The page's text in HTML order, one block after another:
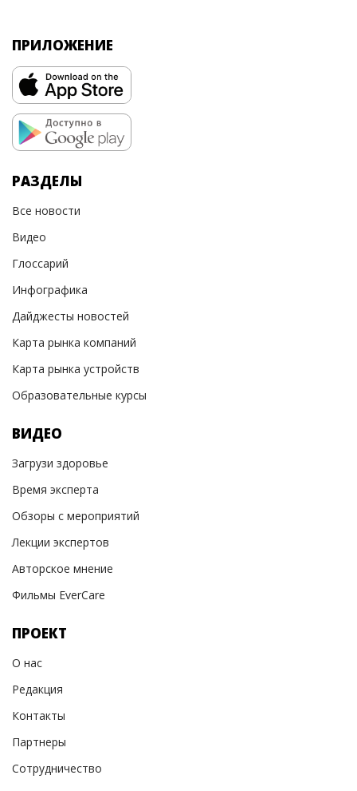
ПРИЛОЖЕНИЕ
РАЗДЕЛЫ
Все новости
Видео
Глоссарий
Инфографика
Дайджесты новостей
Карта рынка компаний
Карта рынка устройств
Образовательные курсы
ВИДЕО
Загрузи здоровье
Время эксперта
Обзоры с мероприятий
Лекции экспертов
Авторское мнение
Фильмы EverCare
ПРОЕКТ
О нас
Редакция
Контакты
Партнеры
Сотрудничество